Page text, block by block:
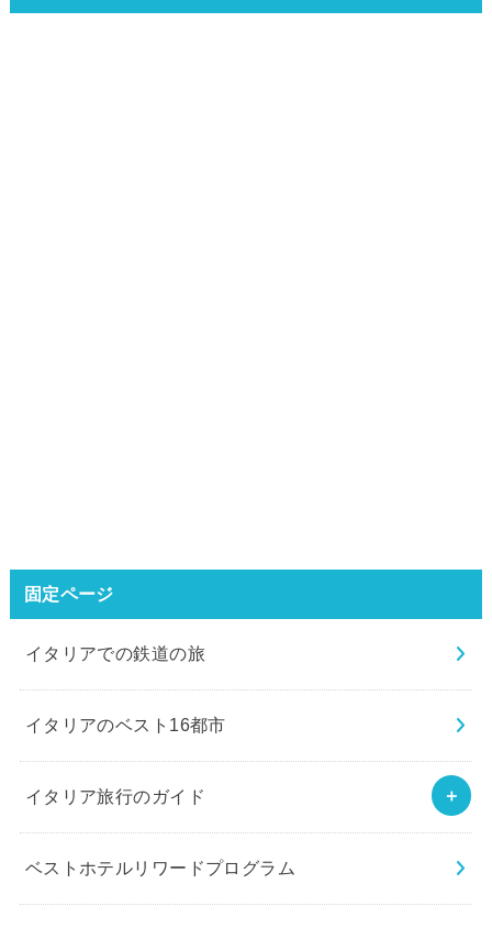
固定ページ
イタリアでの鉄道の旅
イタリアのベスト16都市
イタリア旅行のガイド
ベストホテルリワードプログラム